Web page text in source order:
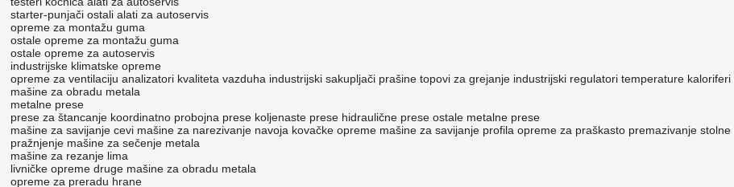
starter-punjači ostali alati za autoservis
opreme za montažu guma
ostale opreme za montažu guma
ostale opreme za autoservis
industrijske klimatske opreme
opreme za ventilaciju analizatori kvaliteta vazduha industrijski sakupljači prašine topovi za grejanje industrijski regulatori temperature kaloriferi
mašine za obradu metala
metalne prese
prese za štancanje koordinatno probojna prese koljenaste prese hidraulične prese ostale metalne prese
mašine za savijanje cevi mašine za narezivanje navoja kovačke opreme mašine za savijanje profila opreme za praškasto premazivanje stolne
pražnjenje mašine za sečenje metala
mašine za rezanje lima
livničke opreme druge mašine za obradu metala
opreme za preradu hrane